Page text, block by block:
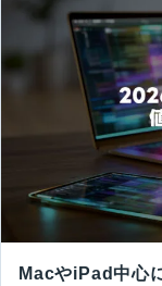
MacやiPad中心